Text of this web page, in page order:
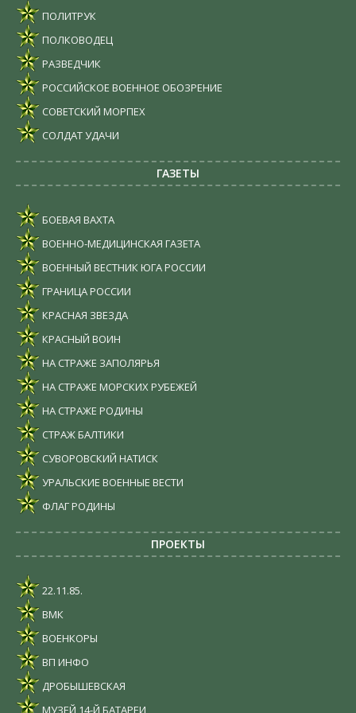
ПОЛИТРУК
ПОЛКОВОДЕЦ
РАЗВЕДЧИК
РОССИЙСКОЕ ВОЕННОЕ ОБОЗРЕНИЕ
СОВЕТСКИЙ МОРПЕХ
СОЛДАТ УДАЧИ
ГАЗЕТЫ
БОЕВАЯ ВАХТА
ВОЕННО-МЕДИЦИНСКАЯ ГАЗЕТА
ВОЕННЫЙ ВЕСТНИК ЮГА РОССИИ
ГРАНИЦА РОССИИ
КРАСНАЯ ЗВЕЗДА
КРАСНЫЙ ВОИН
НА СТРАЖЕ ЗАПОЛЯРЬЯ
НА СТРАЖЕ МОРСКИХ РУБЕЖЕЙ
НА СТРАЖЕ РОДИНЫ
СТРАЖ БАЛТИКИ
СУВОРОВСКИЙ НАТИСК
УРАЛЬСКИЕ ВОЕННЫЕ ВЕСТИ
ФЛАГ РОДИНЫ
ПРОЕКТЫ
22.11.85.
ВМК
ВОЕНКОРЫ
ВП ИНФО
ДРОБЫШЕВСКАЯ
МУЗЕЙ 14-Й БАТАРЕИ